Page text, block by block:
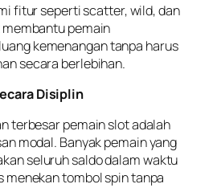
fitur seperti scatter, wild, dan
pemain
kemenangan tanpa harus
secara berlebihan.
Disiplin
terbesar pemain slot adalah
modal. Banyak pemain yang
seluruh saldo dalam waktu
menekan tombol spin tanpa